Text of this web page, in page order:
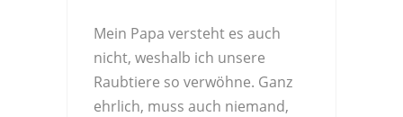
Mein Papa versteht es auch
nicht, weshalb ich unsere
Raubtiere so verwöhne. Ganz
ehrlich, muss auch niemand,